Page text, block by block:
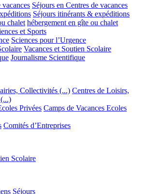
vacances Séjours en Centres de vacances
Séjours itinérants & expéditions
chalet hébergement en gîte ou chalet
et Sports
Sciences pour l’Urgence
Vacances et Soutien Scolaire
Journalisme Scientifique
Collectivités (...) Centres de Loisirs,
Privées Camps de Vacances Ecoles
Comités d’Entreprises
Scolaire
Séjours